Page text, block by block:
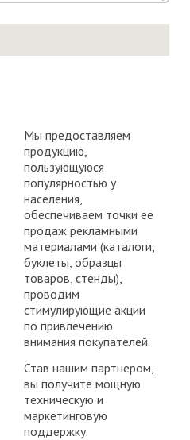
Мы предоставляем
продукцию,
пользующуюся
популярностью у
населения,
обеспечиваем точки ее
продаж рекламными
материалами (каталоги,
буклеты, образцы
товаров, стенды),
проводим
стимулирующие акции
по привлечению
внимания покупателей.
Став нашим партнером,
вы получите мощную
техническую и
маркетинговую
поддержку.